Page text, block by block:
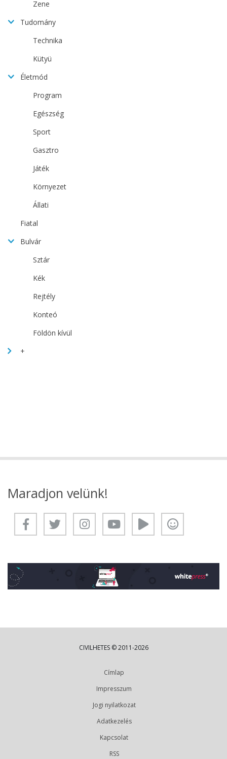
Zene
Tudomány
Technika
Kütyü
Életmód
Program
Egészség
Sport
Gasztro
Játék
Környezet
Állati
Fiatal
Bulvár
Sztár
Kék
Rejtély
Konteó
Földön kívül
+
Maradjon velünk!
CIVILHETES © 2011-2026
Címlap
Impresszum
Jogi nyilatkozat
Adatkezelés
Kapcsolat
RSS